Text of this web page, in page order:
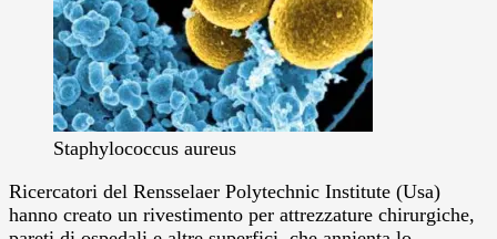
Staphylococcus aureus
Ricercatori del Rensselaer Polytechnic Institute (Usa)
hanno creato un rivestimento per attrezzature chirurgiche,